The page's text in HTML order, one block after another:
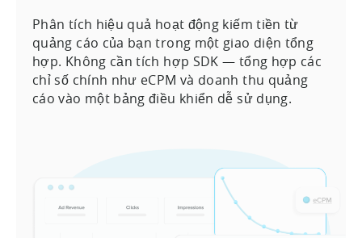
Phân tích hiệu quả hoạt động kiếm tiền từ
quảng cáo của bạn trong một giao diện tổng
hợp. Không cần tích hợp SDK — tổng hợp các
chỉ số chính như eCPM và doanh thu quảng
cáo vào một bảng điều khiển dễ sử dụng.